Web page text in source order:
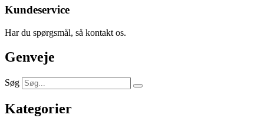
Kundeservice
Har du spørgsmål, så kontakt os.
Genveje
Søg
Kategorier